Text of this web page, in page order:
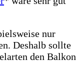
nur
Deshalb sollte
den Balkon